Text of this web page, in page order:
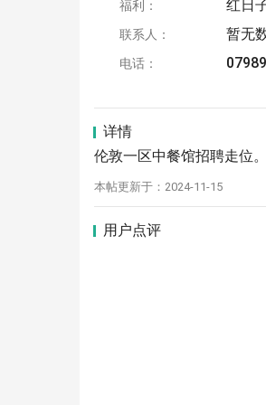
福利： 红日
联系人： 暂无
电话：
详情
伦敦一区中餐馆招聘走位。
本帖更新于：2024-11-15
用户点评